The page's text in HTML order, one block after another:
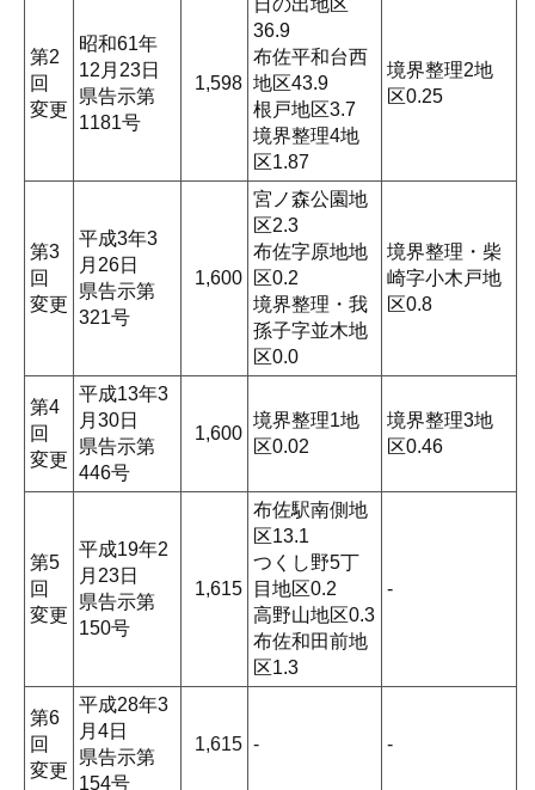
第2
回
変更
昭和61年
12月23日
県告示第
1181号
1,598
日の出地区
36.9
布佐平和台西
地区43.9
根戸地区3.7
境界整理4地
区1.87
境界整理2地
区0.25
第3
回
変更
平成3年3
月26日
県告示第
321号
1,600
宮ノ森公園地
区2.3
布佐字原地地
区0.2
境界整理・我
孫子字並木地
区0.0
境界整理・柴
崎字小木戸地
区0.8
第4
回
変更
平成13年3
月30日
県告示第
446号
1,600
境界整理1地
区0.02
境界整理3地
区0.46
第5
回
変更
平成19年2
月23日
県告示第
150号
1,615
布佐駅南側地
区13.1
つくし野5丁
目地区0.2
高野山地区0.3
布佐和田前地
区1.3
-
第6
回
変更
平成28年3
月4日
県告示第
154号
1,615 - -